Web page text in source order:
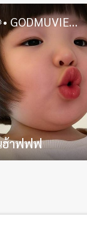
🌻• GODMUVIEW so happyyy🐧💖
ฮ้าฟฟฟ